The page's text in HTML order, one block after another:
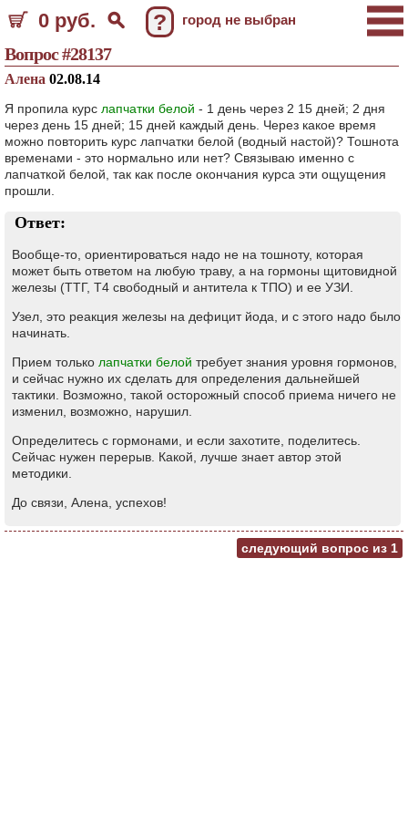
0 руб. ? город не выбран
Вопрос #28137
Алена 02.08.14
Я пропила курс лапчатки белой - 1 день через 2 15 дней; 2 дня
через день 15 дней; 15 дней каждый день. Через какое время
можно повторить курс лапчатки белой (водный настой)? Тошнота
временами - это нормально или нет? Связываю именно с
лапчаткой белой, так как после окончания курса эти ощущения
прошли.
Ответ:
Вообще-то, ориентироваться надо не на тошноту, которая
может быть ответом на любую траву, а на гормоны щитовидной
железы (ТТГ, Т4 свободный и антитела к ТПО) и ее УЗИ.
Узел, это реакция железы на дефицит йода, и с этого надо было
начинать.
Прием только лапчатки белой требует знания уровня гормонов,
и сейчас нужно их сделать для определения дальнейшей
тактики. Возможно, такой осторожный способ приема ничего не
изменил, возможно, нарушил.
Определитесь с гормонами, и если захотите, поделитесь.
Сейчас нужен перерыв. Какой, лучше знает автор этой
методики.
До связи, Алена, успехов!
следующий вопрос из 1